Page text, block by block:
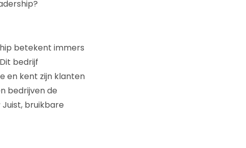
betekent immers
bedrijf
en kent zijn klanten
bedrijven de
bruikbare